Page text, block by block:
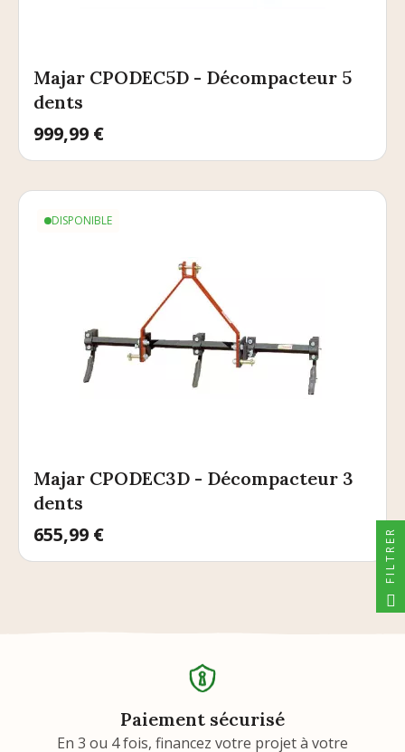
Majar CPODEC5D - Décompacteur 5
dents
Prix
999,99 €
DISPONIBLE
Majar CPODEC3D - Décompacteur 3
dents
Prix
655,99 €
Paiement sécurisé
En 3 ou 4 fois, financez votre projet à votre
FILTRER